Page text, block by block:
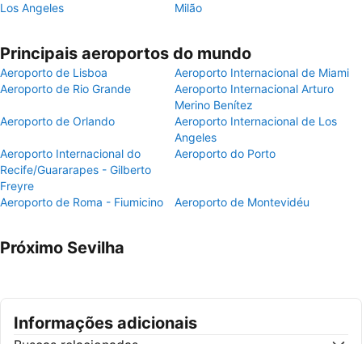
Los Angeles
Milão
Principais aeroportos do mundo
Aeroporto de Lisboa
Aeroporto Internacional de Miami
Aeroporto de Rio Grande
Aeroporto Internacional Arturo
Merino Benítez
Aeroporto de Orlando
Aeroporto Internacional de Los
Angeles
Aeroporto Internacional do
Recife/Guararapes - Gilberto
Freyre
Aeroporto do Porto
Aeroporto de Roma - Fiumicino Aeroporto de Montevidéu
Próximo Sevilha
Informações adicionais